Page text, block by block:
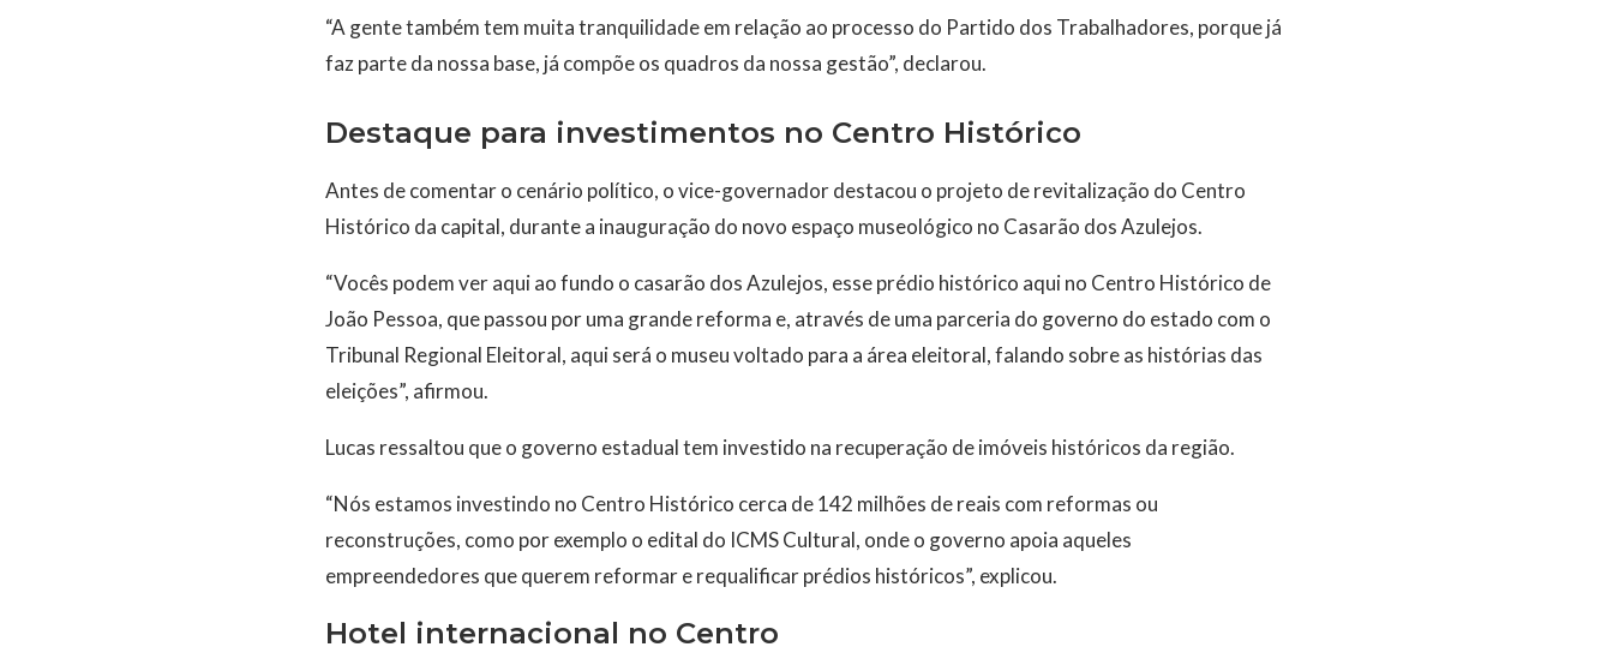
“A gente também tem muita tranquilidade em relação ao processo do Partido dos Trabalhadores, porque já
faz parte da nossa base, já compõe os quadros da nossa gestão”, declarou.
Destaque para investimentos no Centro Histórico
Antes de comentar o cenário político, o vice-governador destacou o projeto de revitalização do Centro
Histórico da capital, durante a inauguração do novo espaço museológico no Casarão dos Azulejos.
“Vocês podem ver aqui ao fundo o casarão dos Azulejos, esse prédio histórico aqui no Centro Histórico de
João Pessoa, que passou por uma grande reforma e, através de uma parceria do governo do estado com o
Tribunal Regional Eleitoral, aqui será o museu voltado para a área eleitoral, falando sobre as histórias das
eleições”, afirmou.
Lucas ressaltou que o governo estadual tem investido na recuperação de imóveis históricos da região.
“Nós estamos investindo no Centro Histórico cerca de 142 milhões de reais com reformas ou
reconstruções, como por exemplo o edital do ICMS Cultural, onde o governo apoia aqueles
empreendedores que querem reformar e requalificar prédios históricos”, explicou.
Hotel internacional no Centro